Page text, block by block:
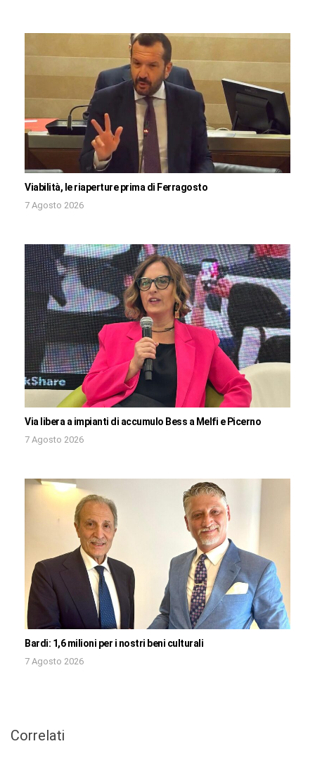
Viabilità, le riaperture prima di Ferragosto
7 Agosto 2026
Via libera a impianti di accumulo Bess a Melfi e Picerno
7 Agosto 2026
Bardi: 1,6 milioni per i nostri beni culturali
7 Agosto 2026
Correlati